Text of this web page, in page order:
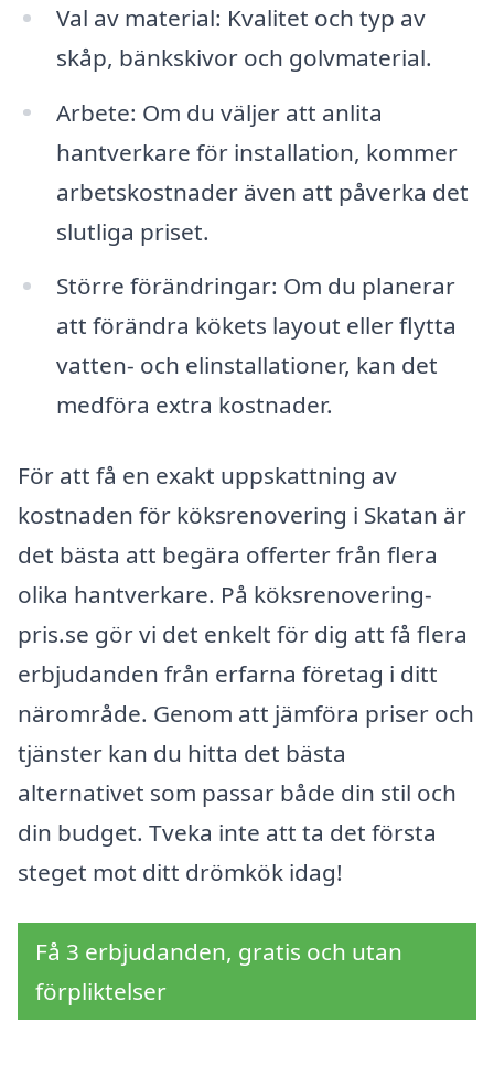
Val av material: Kvalitet och typ av
skåp, bänkskivor och golvmaterial.
Arbete: Om du väljer att anlita
hantverkare för installation, kommer
arbetskostnader även att påverka det
slutliga priset.
Större förändringar: Om du planerar
att förändra kökets layout eller flytta
vatten- och elinstallationer, kan det
medföra extra kostnader.
För att få en exakt uppskattning av
kostnaden för köksrenovering i Skatan är
det bästa att begära offerter från flera
olika hantverkare. På köksrenovering-
pris.se gör vi det enkelt för dig att få flera
erbjudanden från erfarna företag i ditt
närområde. Genom att jämföra priser och
tjänster kan du hitta det bästa
alternativet som passar både din stil och
din budget. Tveka inte att ta det första
steget mot ditt drömkök idag!
Få 3 erbjudanden, gratis och utan
förpliktelser